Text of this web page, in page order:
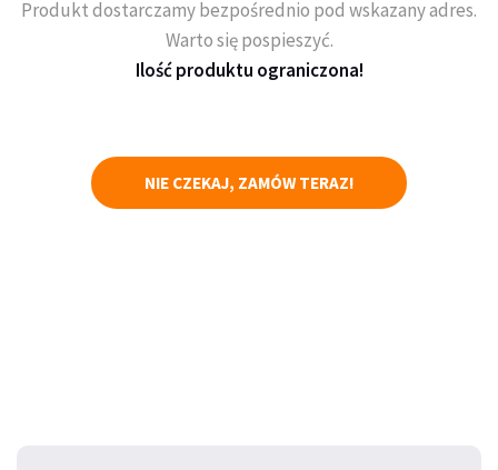
Produkt dostarczamy bezpośrednio pod wskazany adres.
Warto się pospieszyć.
Ilość produktu ograniczona!
NIE CZEKAJ, ZAMÓW TERAZ!